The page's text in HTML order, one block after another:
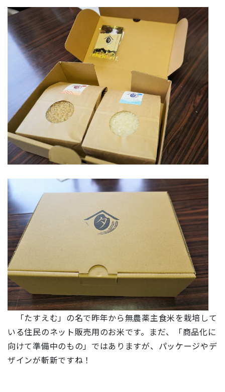
「たすえむ」の名で昨年から無農薬主食米を栽培して
いる住民のネット販売用のお米です。まだ、「商品化に
向けて準備中のもの」ではありますが、パッケージやデ
ザインが斬新ですね！